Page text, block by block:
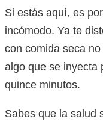
Si estás aquí, es
incómodo. Ya te
con comida seca
algo que se inyecta
quince minutos.
Sabes que la salud